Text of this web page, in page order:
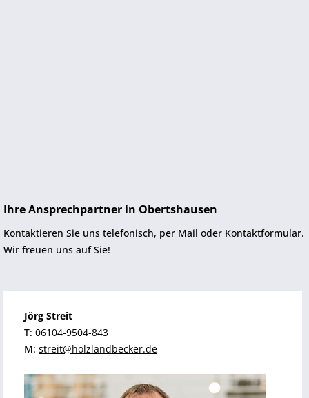
Ihre Ansprechpartner in Obertshausen
Kontaktieren Sie uns telefonisch, per Mail oder Kontaktformular.
Wir freuen uns auf Sie!
Jörg Streit
T: 06104-9504-843
M: streit@holzlandbecker.de